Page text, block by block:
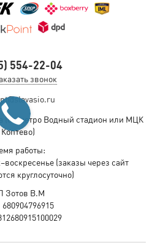
554-22-04
звонок
(ст. метро Водный стадион или МЦК
Коптево)
работы:
(заказы через сайт
круглосуточно)
Зотов В.М